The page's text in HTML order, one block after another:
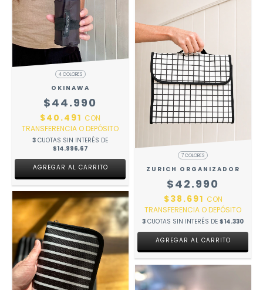
4 COLORES
OKINAWA
$44.990
$40.491 CON
TRANSFERENCIA O DEPÓSITO
3 CUOTAS SIN INTERÉS DE
$14.996,67
AGREGAR AL CARRITO
7 COLORES
ZURICH ORGANIZADOR
$42.990
$38.691 CON
TRANSFERENCIA O DEPÓSITO
3 CUOTAS SIN INTERÉS DE $14.330
AGREGAR AL CARRITO